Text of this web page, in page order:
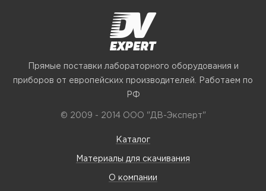
Прямые поставки лабораторного оборудования и
приборов от европейских производителей. Работаем по
РФ
© 2009 - 2014 ООО "ДВ-Эксперт"
Каталог
Материалы для скачивания
О компании